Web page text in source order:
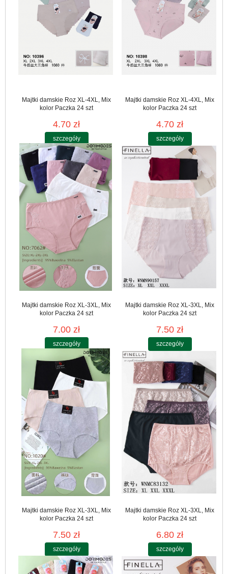
Majtki damskie Roz XL-4XL, Mix
kolor Paczka 24 szt
4.70 zł
szczegóły
Majtki damskie Roz XL-4XL, Mix
kolor Paczka 24 szt
4.70 zł
szczegóły
Majtki damskie Roz XL-3XL, Mix
kolor Paczka 24 szt
7.00 zł
szczegóły
Majtki damskie Roz XL-3XL, Mix
kolor Paczka 24 szt
7.50 zł
szczegóły
Majtki damskie Roz XL-3XL, Mix
kolor Paczka 24 szt
7.50 zł
szczegóły
Majtki damskie Roz XL-3XL, Mix
kolor Paczka 24 szt
6.80 zł
szczegóły